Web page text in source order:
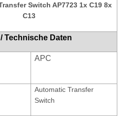
Switch AP7723 1x C19 8x
C13
Technische Daten
APC
Automatic Transfer
Switch